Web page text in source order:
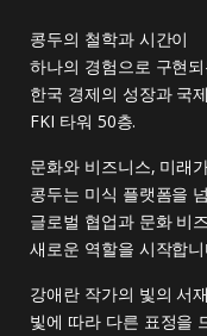
콩두의 철학과 시간이
하나의 경험으로 구현
한국 경제의 성장과 국
FKI 타워 50층.
문화와 비즈니스, 미래
콩두는 미식 플랫폼을
글로벌 협업과 문화 비
새로운 역할을 시작합니
강애란 작가의 빛의 서
빛에 따라 다른 표정을